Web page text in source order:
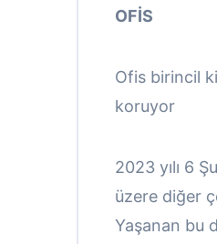
OFİS
Ofis birincil
koruyor
2023 yılı 6
üzere diğer
Yaşanan bu